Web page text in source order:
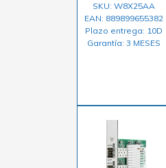
SKU: W8X25AA
EAN: 889899655382
Plazo entrega: 10D
Garantía: 3 MESES